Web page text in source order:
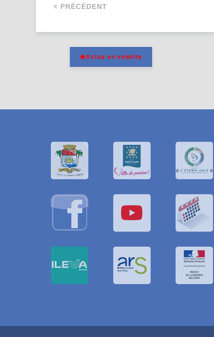
PRÉCÉDENT
Actus en vedette